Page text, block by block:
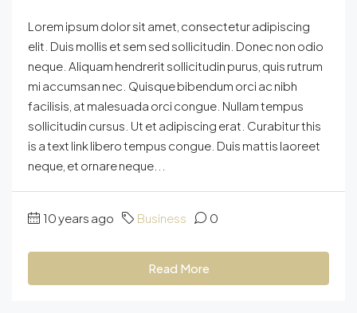
Lorem ipsum dolor sit amet, consectetur adipiscing
elit. Duis mollis et sem sed sollicitudin. Donec non odio
neque. Aliquam hendrerit sollicitudin purus, quis rutrum
mi accumsan nec. Quisque bibendum orci ac nibh
facilisis, at malesuada orci congue. Nullam tempus
sollicitudin cursus. Ut et adipiscing erat. Curabitur this
is a text link libero tempus congue. Duis mattis laoreet
neque, et ornare neque...
10 years ago Business 0
Read More